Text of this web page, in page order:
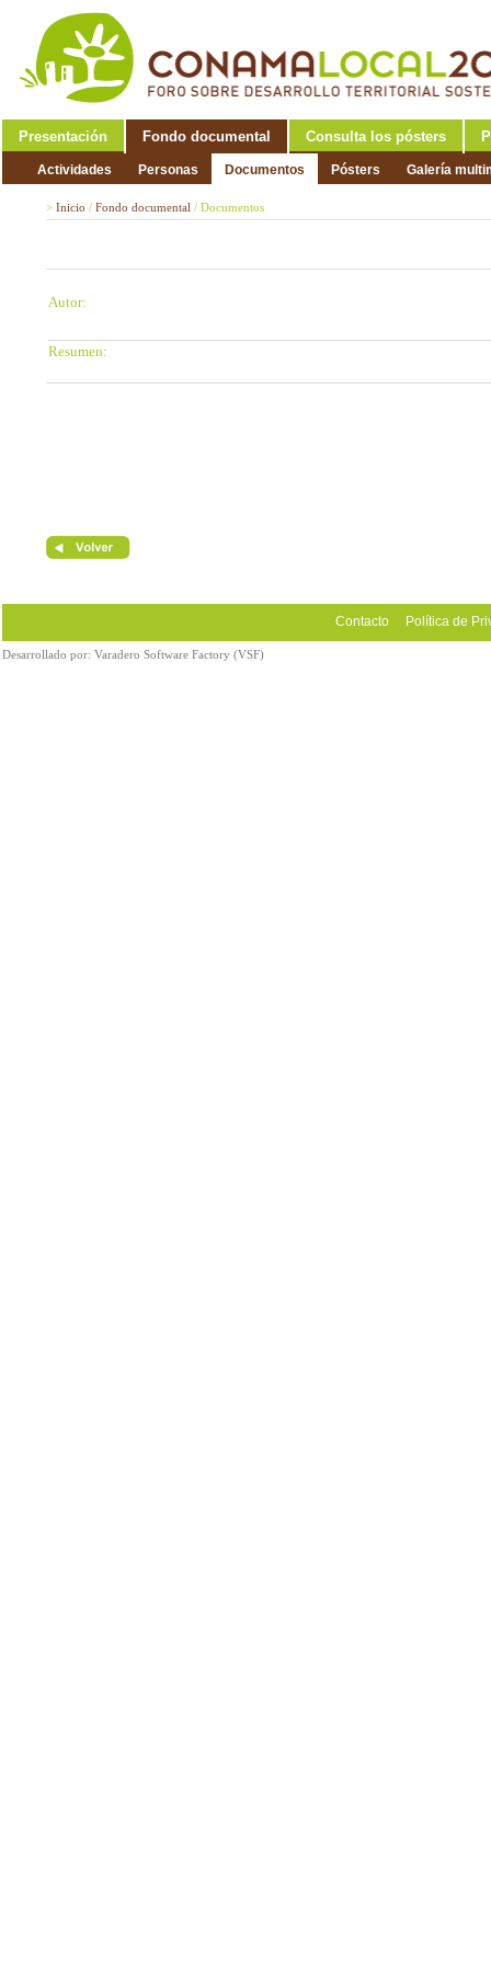
Presentación Fondo documental Consulta los pósters
Actividades Personas Documentos Pósters Galería
> Inicio / Fondo documental / Documentos
Autor:
Resumen:
Contacto Política de
Desarrollado por: Varadero Software Factory (VSF)